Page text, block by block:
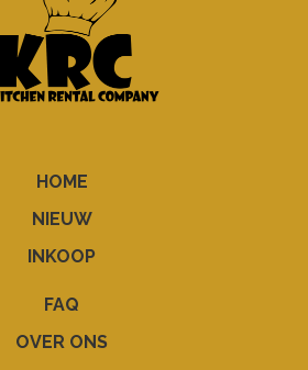
HOME
NIEUW
INKOOP
FAQ
OVER ONS